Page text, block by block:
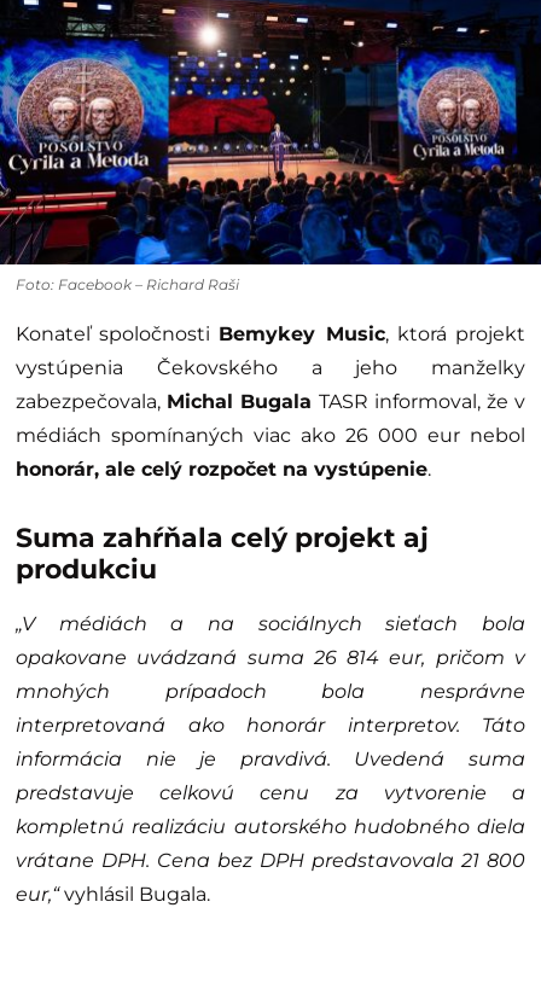
Foto: Facebook – Richard Raši
Konateľ spoločnosti Bemykey Music, ktorá projekt
vystúpenia Čekovského a jeho manželky
zabezpečovala, Michal Bugala TASR informoval, že v
médiách spomínaných viac ako 26 000 eur nebol
honorár, ale celý rozpočet na vystúpenie.
Suma zahŕňala celý projekt aj
produkciu
„V médiách a na sociálnych sieťach bola
opakovane uvádzaná suma 26 814 eur, pričom v
mnohých prípadoch bola nesprávne
interpretovaná ako honorár interpretov. Táto
informácia nie je pravdivá. Uvedená suma
predstavuje celkovú cenu za vytvorenie a
kompletnú realizáciu autorského hudobného diela
vrátane DPH. Cena bez DPH predstavovala 21 800
eur,“vyhlásil Bugala.